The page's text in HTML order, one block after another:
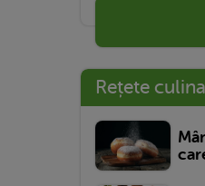
Rețete